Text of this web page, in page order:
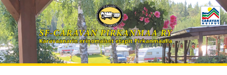
Siirry
sisältöön